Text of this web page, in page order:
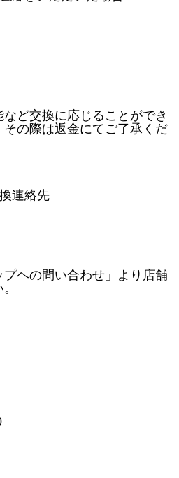
ど交換に応じることができ
の際は返金にてご了承くだ
連絡先
ヘの問い合わせ」より店舗